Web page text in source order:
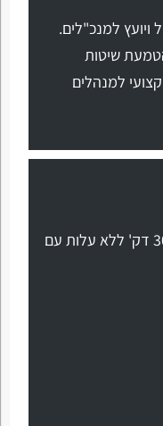
כמנכ"ל ויועץ למנכ"לים.
שיטות
למנהלים
צרו קשר לתיאום שיחת ייעוץ של 30 דק' ללא עלות עם